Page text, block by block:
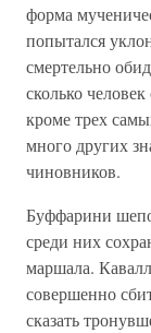
форма
попытался
смертельно
сколько
кроме трех
много других
чиновников.
Буффарини
среди них
маршала.
совершенно
сказать